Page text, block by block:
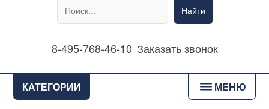
Найти
8-495-768-46-10 Заказать звонок
КАТЕГОРИИ bars МЕНЮ